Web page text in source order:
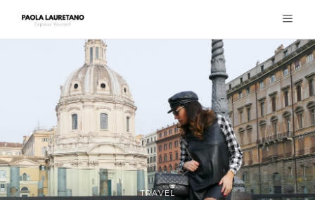
TRAVEL